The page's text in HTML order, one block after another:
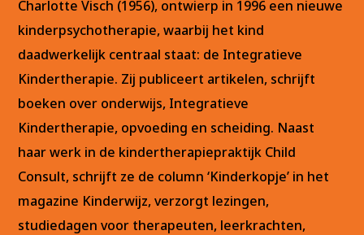
Charlotte Visch (1956), ontwierp in 1996 een nieuwe
kinderpsychotherapie, waarbij het kind
daadwerkelijk centraal staat: de Integratieve
Kindertherapie. Zij publiceert artikelen, schrijft
boeken over onderwijs, Integratieve
Kindertherapie, opvoeding en scheiding. Naast
haar werk in de kindertherapiepraktijk Child
Consult, schrijft ze de column ‘Kinderkopje’ in het
magazine Kinderwijz, verzorgt lezingen,
studiedagen voor therapeuten, leerkrachten,